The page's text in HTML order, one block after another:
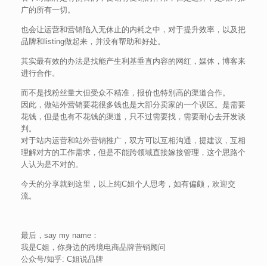
广的所有一切。
也会让运营和营销陷入无休止的内耗之中，对于提升效率，以及把
品牌和listing做起来，并没有帮助和好处。
其实最有效的办法是找能产生利基垂直内容的网红，媒体，博客来
进行合作。
而不是找粉丝量大但受众不精准，报价也特别高的渠道合作。
因此，做站外营销要花很多钱也是大部分卖家的一个误区。是需要
花钱，但是也有不花钱的渠道，只不过需要找，需要耐心去开发谈
判。
对于站内运营和站外营销推广，双方可以互相沟通，提建议，互相
理解对方的工作需求，但是不能跨领域直接嫁接管理，这个思路个
人认为是不对的。
今天的分享就到这里，以上纯C姐个人思考，如有偏颇，欢迎交
流。
最后，say my name：
我是C姐，你身边的跨境电商品牌营销顾问
公众号/知乎: C姐说品牌